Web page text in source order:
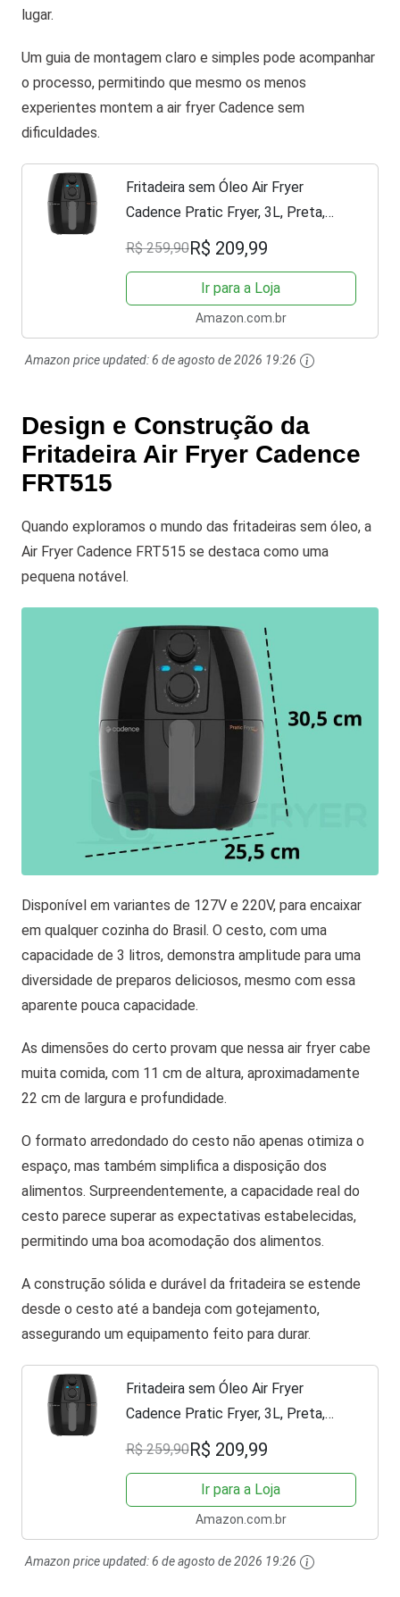
lugar.
Um guia de montagem claro e simples pode acompanhar
o processo, permitindo que mesmo os menos
experientes montem a air fryer Cadence sem
dificuldades.
Fritadeira sem Óleo Air Fryer
Cadence Pratic Fryer, 3L, Preta,
110V, FRT515
R$ 259,90R$ 209,99
Ir para a Loja
Amazon.com.br
Amazon price updated:6 de agosto de 2026 19:26
Design e Construção da
Fritadeira Air Fryer Cadence
FRT515
Quando exploramos o mundo das fritadeiras sem óleo, a
Air Fryer Cadence FRT515 se destaca como uma
pequena notável.
Disponível em variantes de 127V e 220V, para encaixar
em qualquer cozinha do Brasil. O cesto, com uma
capacidade de 3 litros, demonstra amplitude para uma
diversidade de preparos deliciosos, mesmo com essa
aparente pouca capacidade.
As dimensões do certo provam que nessa air fryer cabe
muita comida, com 11 cm de altura, aproximadamente
22 cm de largura e profundidade.
O formato arredondado do cesto não apenas otimiza o
espaço, mas também simplifica a disposição dos
alimentos. Surpreendentemente, a capacidade real do
cesto parece superar as expectativas estabelecidas,
permitindo uma boa acomodação dos alimentos.
A construção sólida e durável da fritadeira se estende
desde o cesto até a bandeja com gotejamento,
assegurando um equipamento feito para durar.
Fritadeira sem Óleo Air Fryer
Cadence Pratic Fryer, 3L, Preta,
110V, FRT515
R$ 259,90R$ 209,99
Ir para a Loja
Amazon.com.br
Amazon price updated:6 de agosto de 2026 19:26